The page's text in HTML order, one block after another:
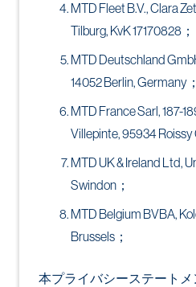
MTD Fleet B.V., Clara
Tilburg, KvK 17170828；
MTD Deutschland
14052 Berlin, Germany；
MTD France Sarl, 187-
Villepinte, 95934 Roissy
MTD UK & Ireland Ltd,
Swindon；
MTD Belgium BVBA,
Brussels；
本プライバシーステート